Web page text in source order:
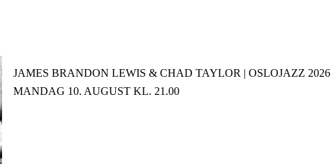
JAMES BRANDON LEWIS & CHAD TAYLOR | OSLOJAZZ 2026
MANDAG 10. AUGUST KL. 21.00